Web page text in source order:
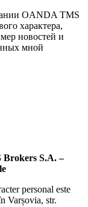
OANDA TMS
характера,
новостей и
мной
Brokers S.A. –
personal este
Varșovia, str.